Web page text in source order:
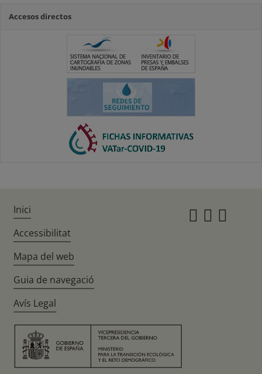
Accesos directos
Inici
Accessibilitat
Mapa del web
Guia de navegació
Avís Legal